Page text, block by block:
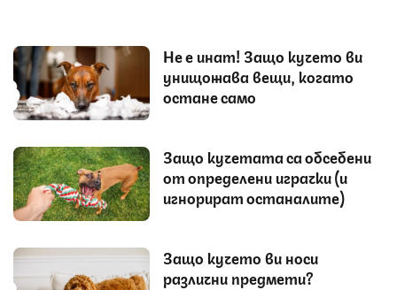
Не е инат! Защо кучето ви
унищожава вещи, когато
остане само
Защо кучетата са обсебени
от определени играчки (и
игнорират останалите)
Защо кучето ви носи
различни предмети?